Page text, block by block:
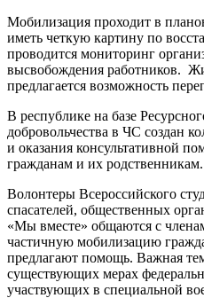
Мобилизация проходит в
иметь четкую картину по
проводится мониторинг
высвобождения работников.
предлагается возможность
В республике на базе
добровольчества в ЧС создан
и оказания консультативной
гражданам и их родственникам.
Волонтеры Всероссийского
спасателей, общественных
«Мы вместе» общаются с
частичную мобилизацию
предлагают помощь. Важная
существующих мерах
участвующих в специальной